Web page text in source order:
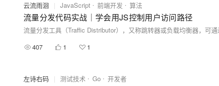
云流雨洄 | JavaScript 前端开发 算法
流量分发代码实战｜学会用JS控制用户访问路径
407 1 1
左诗右码 | 测试技术 Go 开发者